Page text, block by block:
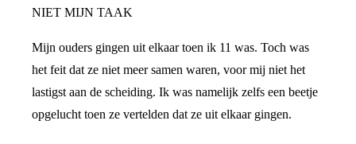
NIET MIJN TAAK
Mijn ouders gingen uit elkaar toen ik 11 was. Toch was
het feit dat ze niet meer samen waren, voor mij niet het
lastigst aan de scheiding. Ik was namelijk zelfs een beetje
opgelucht toen ze vertelden dat ze uit elkaar gingen.